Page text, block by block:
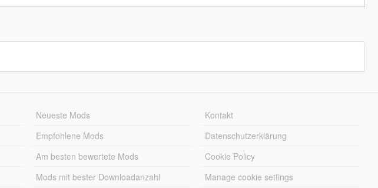
Neueste Mods
Empfohlene Mods
Am besten bewertete Mods
Mods mit bester Downloadanzahl
Kontakt
Datenschutzerklärung
Cookie Policy
Manage cookie settings